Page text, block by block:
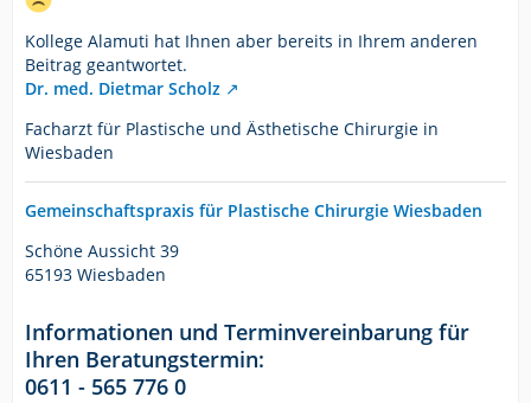
Kollege Alamuti hat Ihnen aber bereits in Ihrem anderen
Beitrag geantwortet.
Dr. med. Dietmar Scholz
Facharzt für Plastische und Ästhetische Chirurgie in
Wiesbaden
Gemeinschaftspraxis für Plastische Chirurgie Wiesbaden
Schöne Aussicht 39
65193 Wiesbaden
Informationen und Terminvereinbarung für
Ihren Beratungstermin:
0611 - 565 776 0